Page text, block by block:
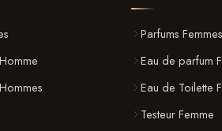
Parfums Femmes
Eau de parfum
Eau de Toilette
Testeur Femme